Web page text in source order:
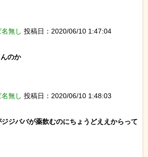
無し 投稿日：2020/06/10 1:47:04
のか
無し 投稿日：2020/06/10 1:48:03
ジババが薬飲むのにちょうどええからって